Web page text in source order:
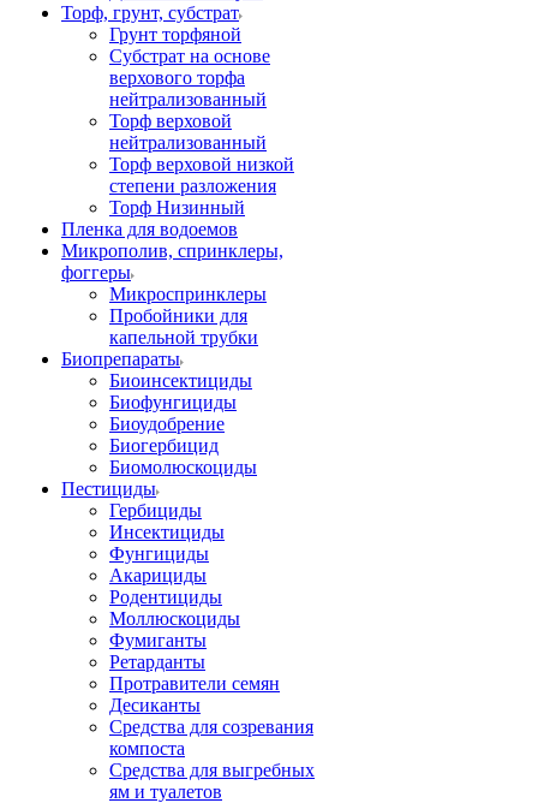
Торф, грунт, субстрат
Грунт торфяной
Субстрат на основе
верхового торфа
нейтрализованный
Торф верховой
нейтрализованный
Торф верховой низкой
степени разложения
Торф Низинный
Пленка для водоемов
Микрополив, спринклеры,
фоггеры
Микроспринклеры
Пробойники для
капельной трубки
Биопрепараты
Биоинсектициды
Биофунгициды
Биоудобрение
Биогербицид
Биомолюскоциды
Пестициды
Гербициды
Инсектициды
Фунгициды
Акарициды
Родентициды
Моллюскоциды
Фумиганты
Ретарданты
Протравители семян
Десиканты
Средства для созревания
компоста
Средства для выгребных
ям и туалетов